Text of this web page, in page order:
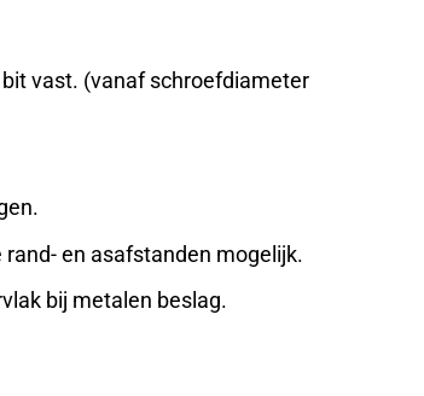
bit vast. (vanaf schroefdiameter
en asafstanden mogelijk.
bij metalen beslag.